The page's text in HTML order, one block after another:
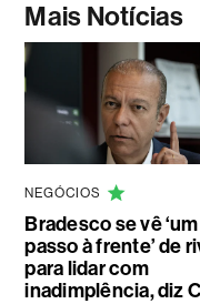
Mais Notícias
NEGÓCIOS
Bradesco se vê ‘um
passo à frente’ de
para lidar com
inadimplência, diz